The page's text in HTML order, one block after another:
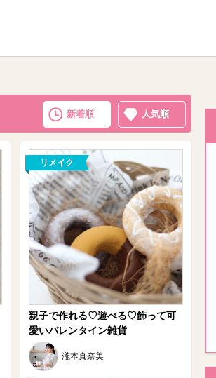
新着順 人気順
リメイク
親子で作れる♡遊べる♡飾って可
愛いバレンタイン雑貨
瀧本真奈美